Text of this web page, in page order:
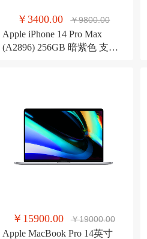
￥3400.00 ￥9800.00
Apple iPhone 14 Pro Max
(A2896) 256GB 暗紫色 支持
￥15900.00 ￥19000.00
Apple MacBook Pro 14英寸